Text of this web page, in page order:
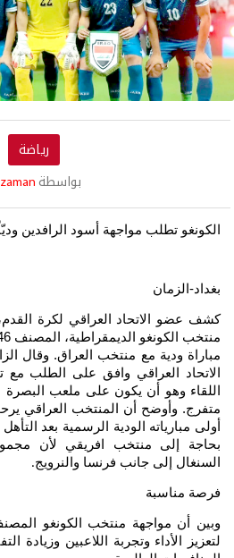
رياضة
بواسطة
الكونغو تطلب مواجهة أسود الرافدين
بغداد-الزمان
كشف عضو الاتحاد العراقي لكرة
مباراة ودية مع منتخب العراق. وقال
الاتحاد العراقي وافق على الطلب
متفرج. وأوضح أن المنتخب العراقي
أولى مبارياته الودية الرسمية بعد
بحاجة إلى منتخب افريقي لأن
السنغال إلى جانب فرنسا والنرويج.
فرصة مناسبة
لتعزيز الأداء وتجربة اللاعبين وزيادة